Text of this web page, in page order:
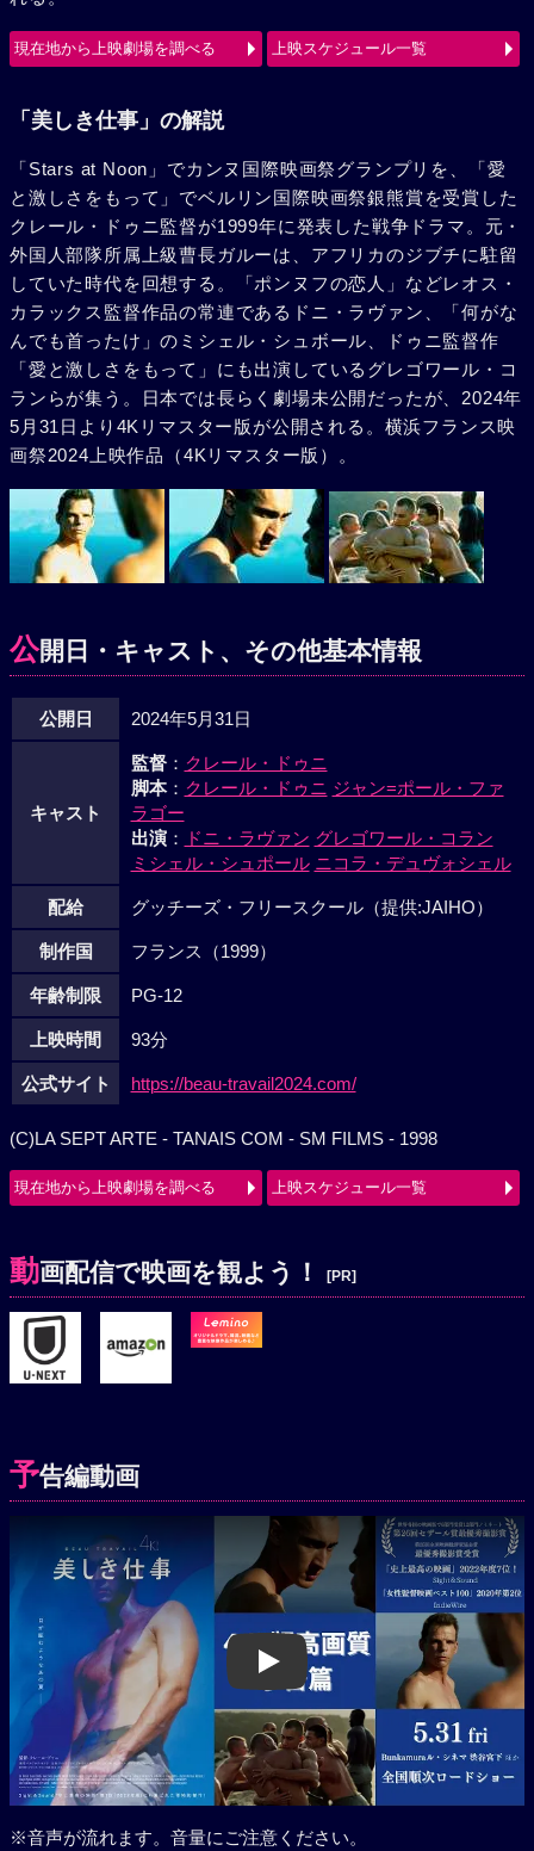
現在地から上映劇場を調べる 上映スケジュール一覧
「美しき仕事」の解説
「Stars at Noon」でカンヌ国際映画祭グランプリを、「愛
と激しさをもって」でベルリン国際映画祭銀熊賞を受賞した
クレール・ドゥニ監督が1999年に発表した戦争ドラマ。元・
外国人部隊所属上級曹長ガルーは、アフリカのジブチに駐留
していた時代を回想する。「ポンヌフの恋人」などレオス・
カラックス監督作品の常連であるドニ・ラヴァン、「何がな
んでも首ったけ」のミシェル・シュボール、ドゥニ監督作
「愛と激しさをもって」にも出演しているグレゴワール・コ
ランらが集う。日本では長らく劇場未公開だったが、2024年
5月31日より4Kリマスター版が公開される。横浜フランス映
画祭2024上映作品（4Kリマスター版）。
公開日・キャスト、その他基本情報
公開日 2024年5月31日
キャスト
監督： クレール・ドゥニ
脚本： クレール・ドゥニ ジャン=ポール・ファ
ラゴー
出演： ドニ・ラヴァン グレゴワール・コラン
ミシェル・シュポール ニコラ・デュヴォシェル
配給 グッチーズ・フリースクール（提供:JAIHO）
制作国 フランス（1999）
年齢制限 PG-12
上映時間 93分
公式サイト https://beau-travail2024.com/
(C)LA SEPT ARTE - TANAIS COM - SM FILMS - 1998
現在地から上映劇場を調べる 上映スケジュール一覧
動画配信で映画を観よう！ [PR]
予告編動画
Play
※音声が流れます。音量にご注意ください。